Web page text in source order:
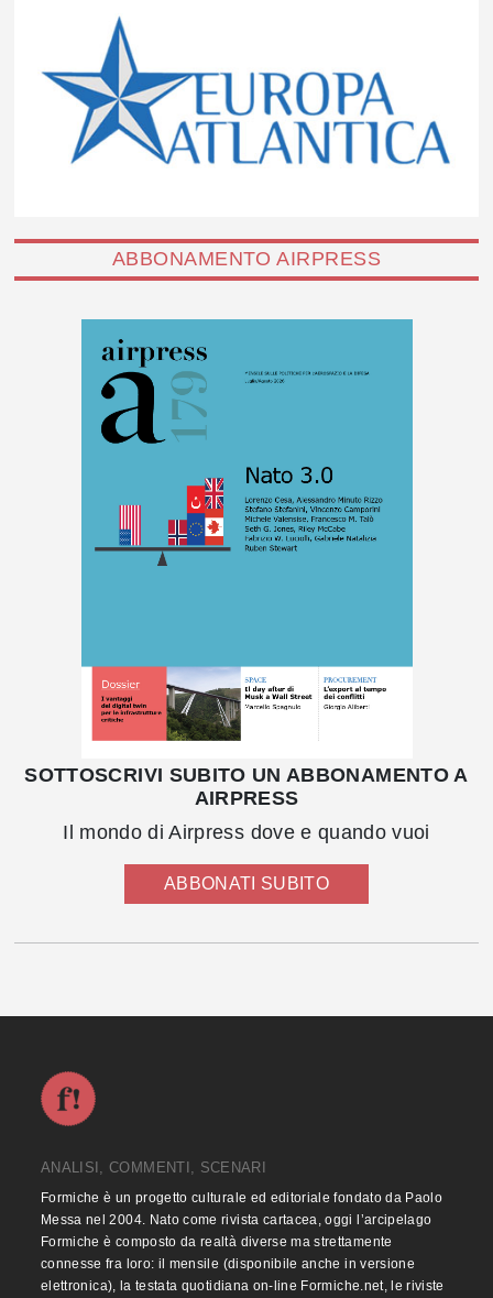
ABBONAMENTO AIRPRESS
SOTTOSCRIVI SUBITO UN ABBONAMENTO A
AIRPRESS
Il mondo di Airpress dove e quando vuoi
ABBONATI SUBITO
ANALISI, COMMENTI, SCENARI
Formiche è un progetto culturale ed editoriale fondato da Paolo
Messa nel 2004. Nato come rivista cartacea, oggi l’arcipelago
Formiche è composto da realtà diverse ma strettamente
connesse fra loro: il mensile (disponibile anche in versione
elettronica), la testata quotidiana on-line Formiche.net, le riviste